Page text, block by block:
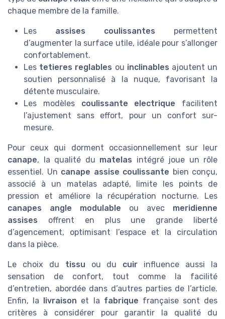
chaque membre de la famille.
Les assises coulissantes permettent
d’augmenter la surface utile, idéale pour s’allonger
confortablement.
Les tetieres reglables ou inclinables ajoutent un
soutien personnalisé à la nuque, favorisant la
détente musculaire.
Les modèles coulissante electrique facilitent
l’ajustement sans effort, pour un confort sur-
mesure.
Pour ceux qui dorment occasionnellement sur leur
canape, la qualité du matelas intégré joue un rôle
essentiel. Un canape assise coulissante bien conçu,
associé à un matelas adapté, limite les points de
pression et améliore la récupération nocturne. Les
canapes angle modulable ou avec meridienne
assises offrent en plus une grande liberté
d’agencement, optimisant l’espace et la circulation
dans la pièce.
Le choix du tissu ou du cuir influence aussi la
sensation de confort, tout comme la facilité
d’entretien, abordée dans d’autres parties de l’article.
Enfin, la
livraison et la fabrique française sont des
critères à considérer pour garantir la qualité du